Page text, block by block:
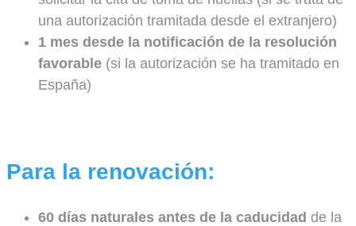
una autorización tramitada desde el extranjero)
1 mes desde la notificación de la resolución
favorable (si la autorización se ha tramitado en
España)
Para la renovación:
60 días naturales antes de la caducidad de la